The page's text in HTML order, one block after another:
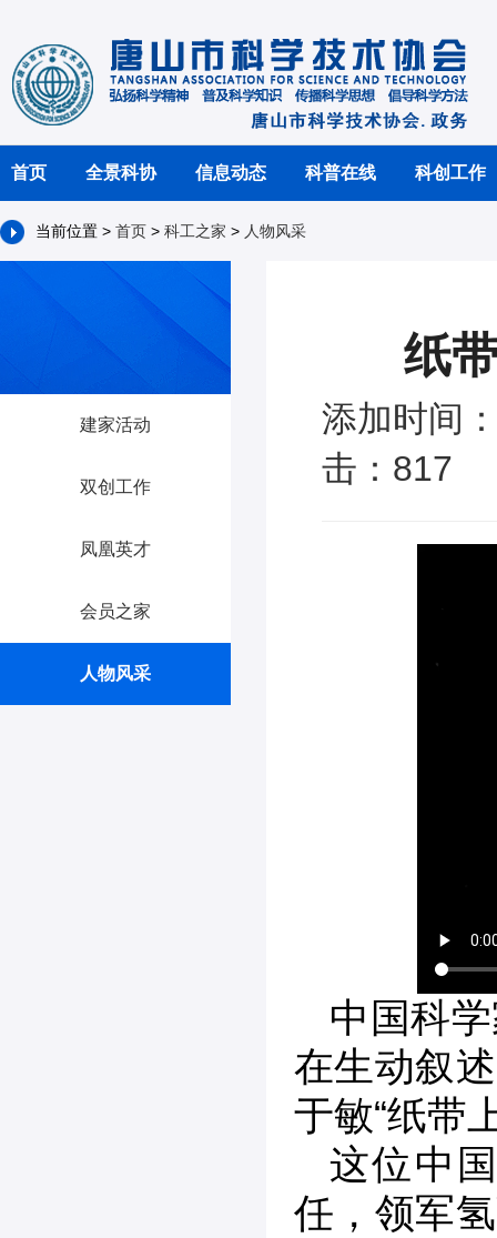
首页 全景科协 信息动态 科普在线 科创工作
当前位置 > 首页 > 科工之家 > 人物风采
建家活动
双创工作
凤凰英才
会员之家
人物风采
纸
添加时间
击：817
中国科
在生动叙
于敏“纸带
这位中
任，领军